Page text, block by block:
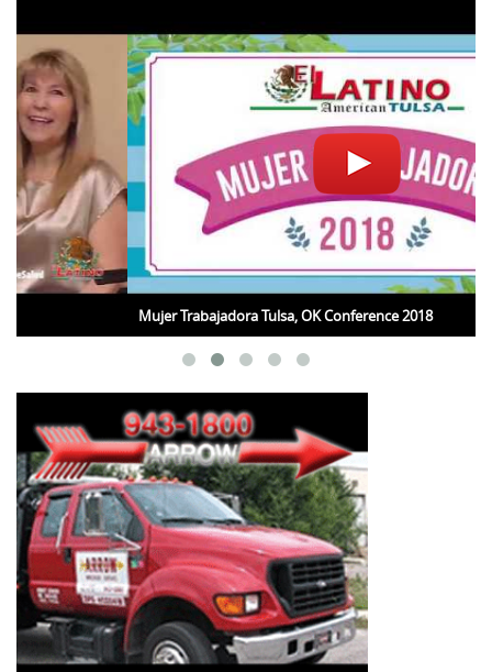
Mujer Trabajadora Tulsa, OK Conference 2018